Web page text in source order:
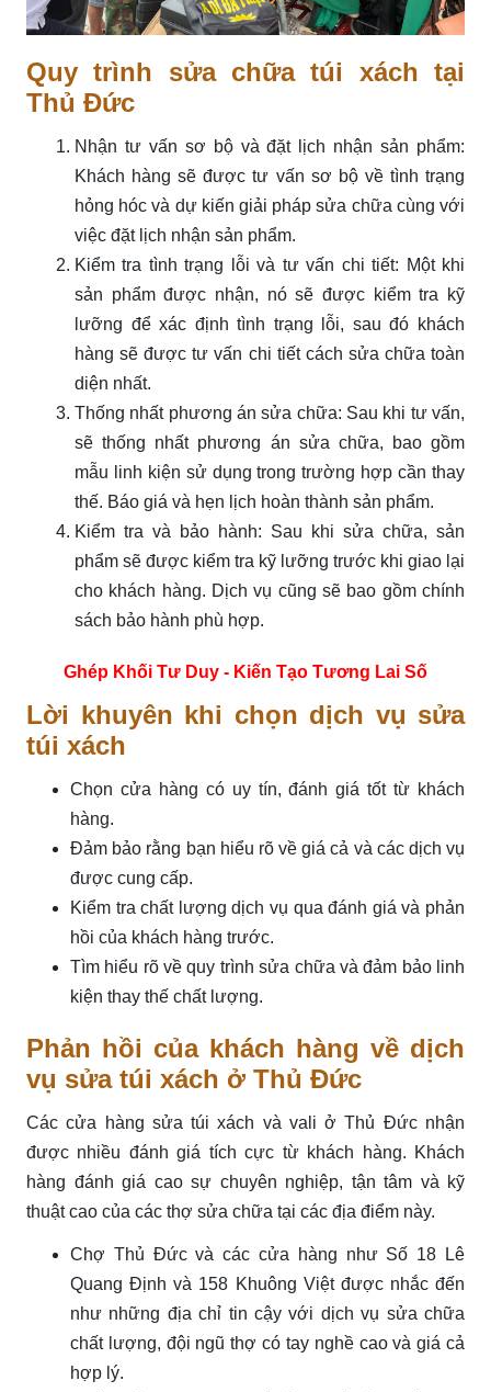
Quy trình sửa chữa túi xách tại
Thủ Đức
Nhận tư vấn sơ bộ và đặt lịch nhận sản phẩm:
Khách hàng sẽ được tư vấn sơ bộ về tình trạng
hỏng hóc và dự kiến giải pháp sửa chữa cùng với
việc đặt lịch nhận sản phẩm.
Kiểm tra tình trạng lỗi và tư vấn chi tiết: Một khi
sản phẩm được nhận, nó sẽ được kiểm tra kỹ
lưỡng để xác định tình trạng lỗi, sau đó khách
hàng sẽ được tư vấn chi tiết cách sửa chữa toàn
diện nhất.
Thống nhất phương án sửa chữa: Sau khi tư vấn,
sẽ thống nhất phương án sửa chữa, bao gồm
mẫu linh kiện sử dụng trong trường hợp cần thay
thế. Báo giá và hẹn lịch hoàn thành sản phẩm.
Kiểm tra và bảo hành: Sau khi sửa chữa, sản
phẩm sẽ được kiểm tra kỹ lưỡng trước khi giao lại
cho khách hàng. Dịch vụ cũng sẽ bao gồm chính
sách bảo hành phù hợp.
Ghép Khối Tư Duy - Kiến Tạo Tương Lai Số
Lời khuyên khi chọn dịch vụ sửa
túi xách
Chọn cửa hàng có uy tín, đánh giá tốt từ khách
hàng.
Đảm bảo rằng bạn hiểu rõ về giá cả và các dịch vụ
được cung cấp.
Kiểm tra chất lượng dịch vụ qua đánh giá và phản
hồi của khách hàng trước.
Tìm hiểu rõ về quy trình sửa chữa và đảm bảo linh
kiện thay thế chất lượng.
Phản hồi của khách hàng về dịch
vụ sửa túi xách ở Thủ Đức
Các cửa hàng sửa túi xách và vali ở Thủ Đức nhận
được nhiều đánh giá tích cực từ khách hàng. Khách
hàng đánh giá cao sự chuyên nghiệp, tận tâm và kỹ
thuật cao của các thợ sửa chữa tại các địa điểm này.
Chợ Thủ Đức và các cửa hàng như Số 18 Lê
Quang Định và 158 Khuông Việt được nhắc đến
như những địa chỉ tin cậy với dịch vụ sửa chữa
chất lượng, đội ngũ thợ có tay nghề cao và giá cả
hợp lý.